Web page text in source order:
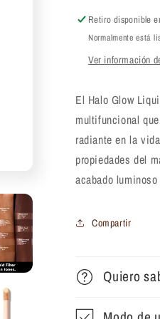
Glow
Liquid
30
Retiro disponible
Normalmente está
Ver información
El Halo Glow
multifuncional
radiante en la
propiedades del
acabado
Compartir
Quiero